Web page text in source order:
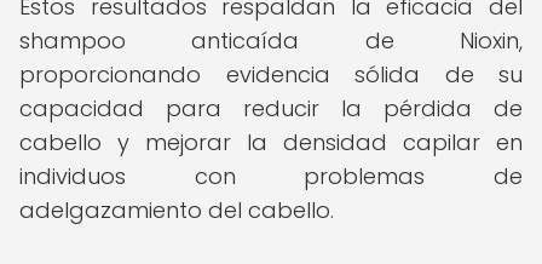
Estos resultados respaldan la eficacia del
shampoo anticaída de Nioxin,
proporcionando evidencia sólida de su
capacidad para reducir la pérdida de
cabello y mejorar la densidad capilar en
individuos con problemas de
adelgazamiento del cabello.